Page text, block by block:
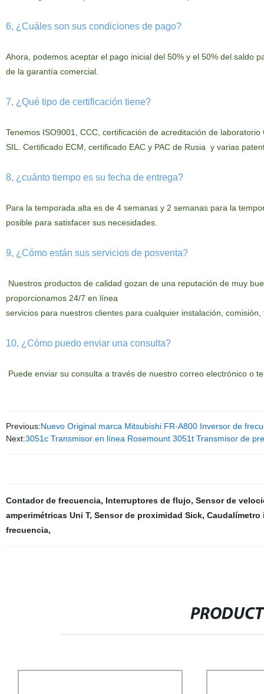
6, ¿Cuáles son sus condiciones de pago?
Ahora , podemos aceptar el pago inicial del 50% y el 50% del saldo
de la garantía comercial.
7, ¿Qué tipo de certificación tiene?
Tenemos ISO9001, CCC, certificación de acreditación de
SIL. Certificado ECM, certificado EAC y PAC de Rusia yvarias
8, ¿cuánto tiempo es su fecha de entrega?
Para la temporada alta es de 4 semanas y 2 semanas para la
posible para satisfacer sus necesidades.
9, ¿Cómo están sus servicios de posventa?
Nuestros productos de calidad gozan de una reputación de muy
proporcionamos 24/7 en línea
servicios para nuestros clientes para cualquier instalación,
10, ¿Cómo puedo enviar una consulta?
Puede enviar su consulta a través de nuestro correo electrónico o
Previous:Nuevo Original marca Mitsubishi FR-A800 Inversor de
Next:3051c Transmisor en línea Rosemount 3051t Transmisor de
Contador de frecuencia, Interruptores de flujo, Sensor de
amperimétricas Uni T, Sensor de proximidad Sick,
frecuencia,